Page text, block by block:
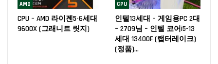
AMD
CPU – AMD 라이젠5-6세대
9600X (그래니트 릿지)
CPU
인텔13세대 – 게임용PC 2대
– 2709님 – 인텔 코어i5-13
세대 13400F (랩터레이크)
(정품)…